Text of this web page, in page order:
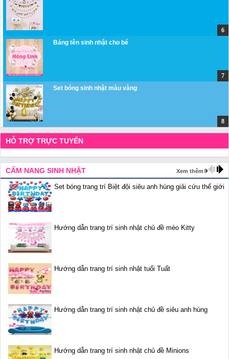
Bảng tên sinh nhật cho bé
Set bóng sinh nhật màu vàng
HỖ TRỢ TRỰC TUYẾN
CẨM NANG SINH NHẬT Xem thêm
Set bóng trang trí Biệt đội siêu anh hùng giải cứu thế giới
Hướng dẫn trang trí sinh nhật chủ đề mèo Kitty
Hướng dẫn trang trí sinh nhật tuổi Tuất
Hướng dẫn trang trí sinh nhật chủ đề siêu anh hùng
Hướng dẫn trang trí sinh nhật chủ đề Minions